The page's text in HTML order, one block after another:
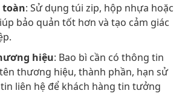
toàn: Sử dụng túi zip, hộp nhựa hoặc
bảo quản tốt hơn và tạo cảm giác
hiệu: Bao bì cần có thông tin
thương hiệu, thành phần, hạn sử
liên hệ để khách hàng tin tưởng